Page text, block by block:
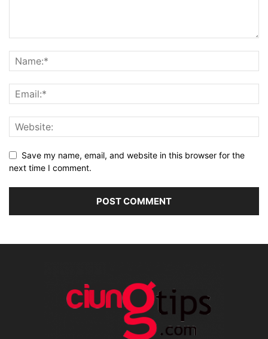
Save my name, email, and website in this browser for the
next time I comment.